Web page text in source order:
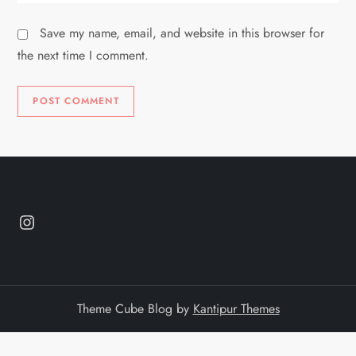
Save my name, email, and website in this browser for
the next time I comment.
Theme Cube Blog by Kantipur Themes